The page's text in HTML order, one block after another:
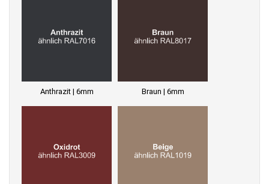
Anthrazit | 6mm Braun | 6mm